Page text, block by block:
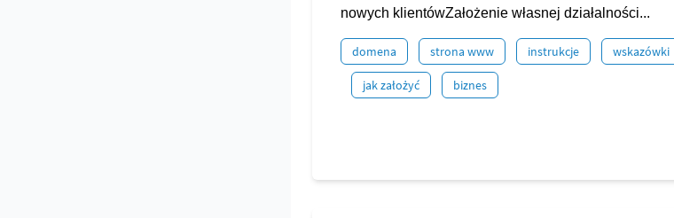
nowych klientówZałożenie własnej działalności...
domena strona www instrukcje wskazówki
jak założyć biznes